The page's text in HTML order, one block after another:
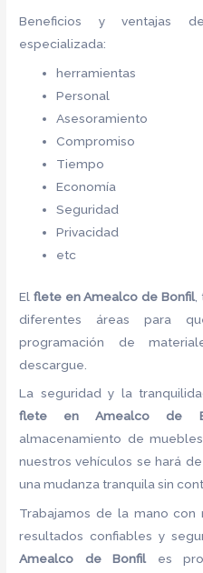
Beneficios y ventajas
especializada:
herramientas
Personal
Asesoramiento
Compromiso
Tiempo
Economía
Seguridad
Privacidad
etc
El flete en Amealco de Bonfil,
diferentes áreas para
programación de
descargue.
La seguridad y la
flete
en Amealco de
almacenamiento de
nuestros vehículos se hará
una mudanza tranquila sin
Trabajamos de la mano con
resultados confiables y
Amealco de Bonfiles